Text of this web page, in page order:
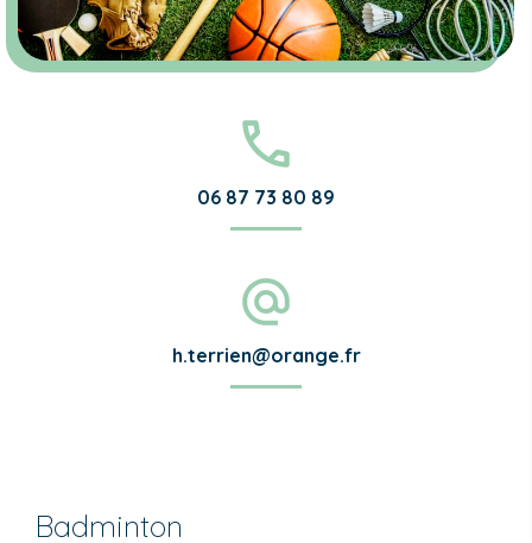
06 87 73 80 89
h.terrien@orange.fr
Badminton